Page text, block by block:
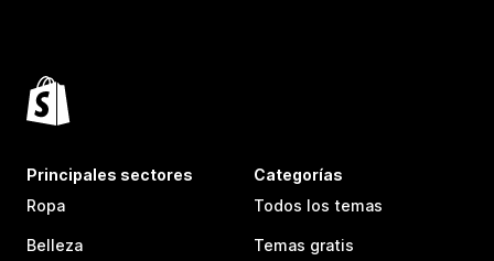
Principales sectores
Ropa
Belleza
Categorías
Todos los temas
Temas gratis